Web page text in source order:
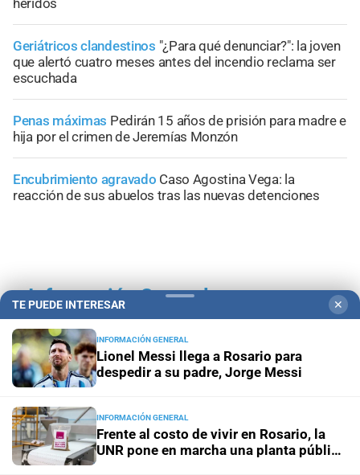
Geriátricos clandestinos "¿Para qué denunciar?": la joven
que alertó cuatro meses antes del incendio reclama ser
escuchada
Penas máximas Pedirán 15 años de prisión para madre e
hija por el crimen de Jeremías Monzón
Encubrimiento agravado Caso Agostina Vega: la
reacción de sus abuelos tras las nuevas detenciones
+Información General
TE PUEDE INTERESAR ✕
INFORMACIÓN GENERAL
Lionel Messi llega a Rosario para
despedir a su padre, Jorge Messi
INFORMACIÓN GENERAL
Frente al costo de vivir en Rosario, la
UNR pone en marcha una planta pública